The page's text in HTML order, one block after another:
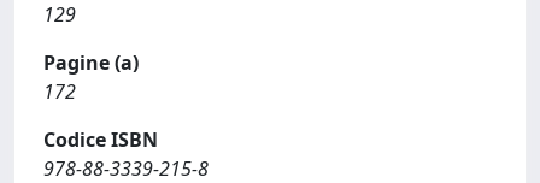
129
Pagine (a)
172
Codice ISBN
978-88-3339-215-8